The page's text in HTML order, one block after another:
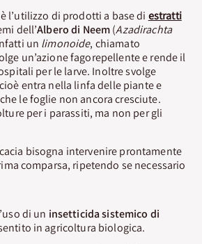
l’utilizzo di prodotti a base di estratti
dell’Albero di Neem(Azadirachta
un limonoide, chiamato
un’azione fagorepellente e rende il
per le larve. Inoltre svolge
entra nella linfa delle piante e
le foglie non ancora cresciute.
per i parassiti, ma non per gli
bisogna intervenire prontamente
comparsa, ripetendo se necessario
di un insetticida sistemico di
in agricoltura biologica.